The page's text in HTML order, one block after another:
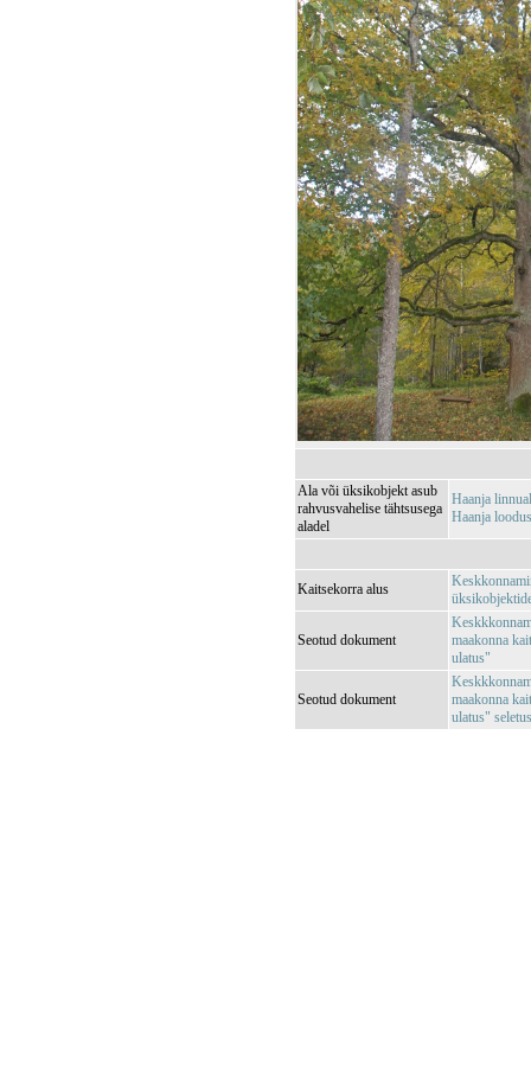
Ala või üksikobjekt asub
rahvusvahelise tähtsusega
aladel
Haanja
Haanja
Kaitsekorra alus
Seotud dokument
maakonna
ulatus"
Seotud dokument
maakonna
ulatus"